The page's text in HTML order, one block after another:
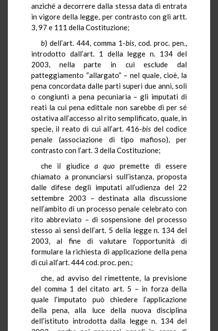
anziché a decorrere dalla stessa data di entrata
in vigore della legge, per contrasto con gli artt.
3, 97 e 111 della Costituzione;
b) dell’art. 444, comma 1-bis, cod. proc. pen.,
introdotto dall’art. 1 della legge n. 134 del
2003, nella parte in cui esclude dal
patteggiamento “allargato” – nel quale, cioè, la
pena concordata dalle parti superi due anni, soli
o congiunti a pena pecuniaria – gli imputati di
reati la cui pena edittale non sarebbe di per sé
ostativa all’accesso al rito semplificato, quale, in
specie, il reato di cui all’art. 416-bis del codice
penale (associazione di tipo mafioso), per
contrasto con l’art. 3 della Costituzione;
che il giudice a quo premette di essere
chiamato a pronunciarsi sull’istanza, proposta
dalle difese degli imputati all’udienza del 22
settembre 2003 – destinata alla discussione
nell’ambito di un processo penale celebrato con
rito abbreviato – di sospensione del processo
stesso ai sensi dell’art. 5 della legge n. 134 del
2003, al fine di valutare l’opportunità di
formulare la richiesta di applicazione della pena
di cui all’art. 444 cod. proc. pen.;
che, ad avviso del rimettente, la previsione
del comma 1 del citato art. 5 – in forza della
quale l’imputato può chiedere l’applicazione
della pena, alla luce della nuova disciplina
dell’istituto introdotta dalla legge n. 134 del